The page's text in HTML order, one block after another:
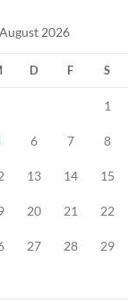
August 2026
D F S
1
6 7 8
13 14 15
20 21 22
27 28 29